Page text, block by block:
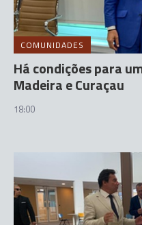
COMUNIDADES
Há condições para
Madeira e Curaçau
18:00